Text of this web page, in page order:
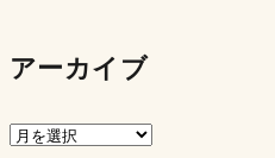
アーカイブ
ア